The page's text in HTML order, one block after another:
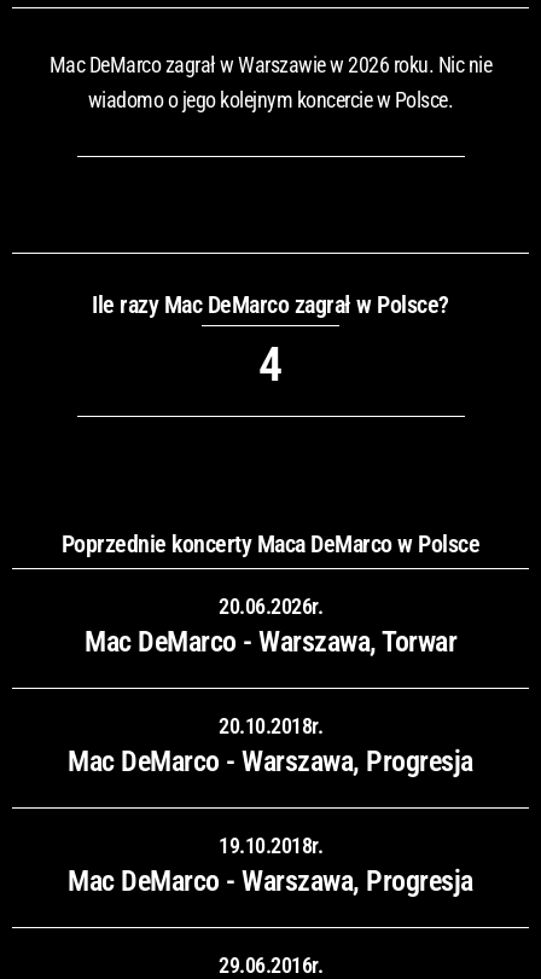
Mac DeMarco zagrał w Warszawie w 2026 roku. Nic nie
wiadomo o jego kolejnym koncercie w Polsce.
Ile razy Mac DeMarco zagrał w Polsce?
4
Poprzednie koncerty Maca DeMarco w Polsce
20.06.2026r.
Mac DeMarco - Warszawa, Torwar
20.10.2018r.
Mac DeMarco - Warszawa, Progresja
19.10.2018r.
Mac DeMarco - Warszawa, Progresja
29.06.2016r.